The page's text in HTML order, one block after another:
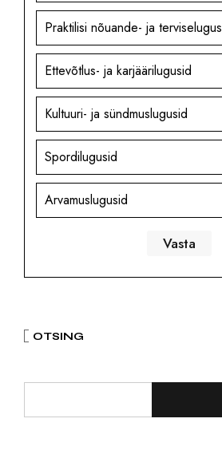
Praktilisi nõuande- ja
Ettevõtlus- ja karjäärilugusid
Kultuuri- ja sündmuslugusid
Spordilugusid
Arvamuslugusid
OTSING